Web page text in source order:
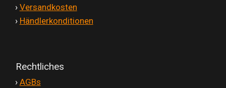
› Versandkosten
› Händlerkonditionen
Rechtliches
› AGBs